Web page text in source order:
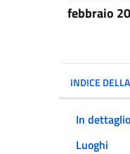
febbraio
INDICE
In dettaglio
Luoghi